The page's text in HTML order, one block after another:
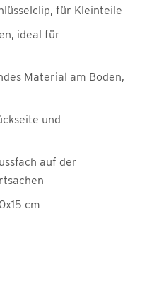
für Kleinteile
ideal für
Material am Boden,
und
auf der
cm